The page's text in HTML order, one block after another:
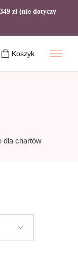
zł (nie dotyczy
Koszyk
dla chartów